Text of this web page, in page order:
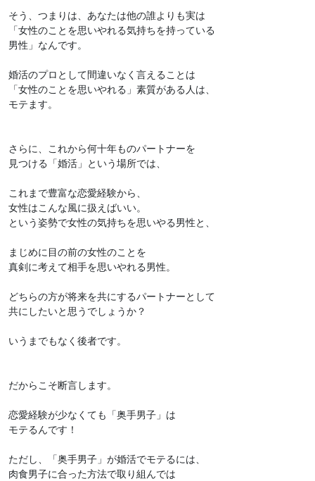
そう、つまりは、あなたは他の誰よりも実は
「女性のことを思いやれる気持ちを持っている
男性」なんです。
婚活のプロとして間違いなく言えることは
「女性のことを思いやれる」素質がある人は、
モテます。
さらに、これから何十年ものパートナーを
見つける「婚活」という場所では、
これまで豊富な恋愛経験から、
女性はこんな風に扱えばいい。
という姿勢で女性の気持ちを思いやる男性と、
まじめに目の前の女性のことを
真剣に考えて相手を思いやれる男性。
どちらの方が将来を共にするパートナーとして
共にしたいと思うでしょうか？
いうまでもなく後者です。
だからこそ断言します。
恋愛経験が少なくても「奥手男子」は
モテるんです！
ただし、「奥手男子」が婚活でモテるには、
肉食男子に合った方法で取り組んでは